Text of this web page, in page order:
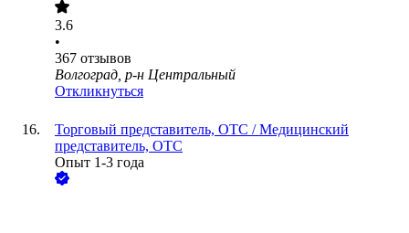
3.6
•
367 отзывов
Волгоград, р-н Центральный
Откликнуться
Торговый представитель, ОТС / Медицинский
представитель, ОТС
Опыт 1-3 года